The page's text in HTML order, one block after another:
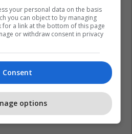
your personal data on the basis
you can object to by managing
a link at the bottom of this page
or withdraw consent in privacy
Consent
options